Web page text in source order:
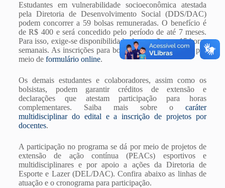
Estudantes em vulnerabilidade socioeconômica atestada
pela Diretoria de Desenvolvimento Social (DDS/DAC)
podem concorrer a 59 bolsas remuneradas. O benefício é
de R$ 400 e será concedido pelo período de até 7 meses.
Para isso, exige-se disponibilidade de atuação por 15 horas
semanais. As inscrições para bolsistas devem ser feitas por
meio de formulário online.
Os demais estudantes e colaboradores, assim como os
bolsistas, podem garantir créditos de extensão e
declarações que atestam participação para horas
complementares. Saiba mais sobre ocaráter
multidisciplinar do edital e a inscrição de projetos por
docentes.
A participação no programa se dá por meio de projetos de
extensão de ação contínua (PEACs) esportivos e
multidisciplinares e por apoio a ações da Diretoria de
Esporte e Lazer (DEL/DAC). Confira abaixo as linhas de
atuação e o cronograma para participação.